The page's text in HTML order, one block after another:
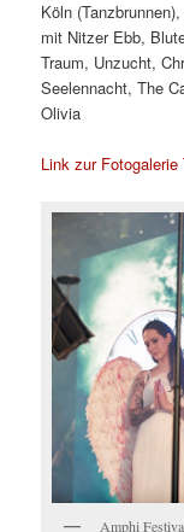
Köln
mit Nitzer Ebb,
Traum, Unzucht,
Seelennacht, The
Olivia
Link zur Fotogalerie
Amphi